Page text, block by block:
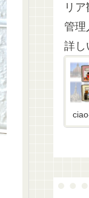
リ
管理
詳し